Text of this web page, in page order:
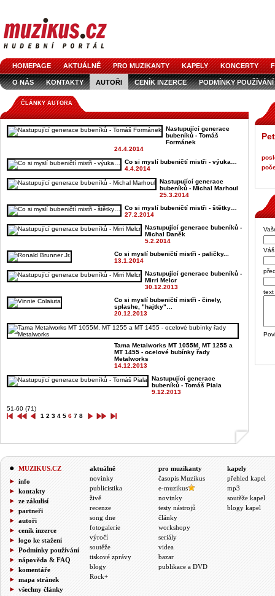
HOMEPAGE AKTUÁLNĚ PRO MUZIKANTY KAPELY KONCERTY
O NÁS KONTAKTY AUTOŘI CENÍK INZERCE PODMÍNKY POUŽÍVÁNÍ
LOGO KE STAŽENÍ
ČLÁNKY AUTORA
Nastupující generace
bubeníků - Tomáš
Formánek
24.4.2014
Co si myslí bubeničtí mistři - výuka…
4.4.2014
Nastupující generace
bubeníků - Michal Marhoul
25.3.2014
Co si myslí bubeničtí mistři - štětky…
27.2.2014
Nastupující generace bubeníků -
Michal Daněk
5.2.2014
Co si myslí bubeničtí mistři - paličky...
13.1.2014
Nastupující generace bubeníků -
Mirri Melcr
30.12.2013
Co si myslí bubeničtí mistři - činely,
splashe, "hajtky"…
20.12.2013
Tama Metalworks MT 1055M, MT 1255 a
MT 1455 - ocelové bubínky řady
Metalworks
14.12.2013
Nastupující generace
bubeníků - Tomáš Piala
9.12.2013
51-60 (71)
1 2 3 4 5 6 7 8
text
MUZIKUS.CZ
info
kontakty
ze zákulisí
partneři
autoři
ceník inzerce
logo ke stažení
Podmínky používání
nápověda & FAQ
komentáře
mapa stránek
všechny články
aktuálně
novinky
publicistika
živě
recenze
song dne
fotogalerie
výročí
soutěže
tiskové zprávy
blogy
Rock+
pro muzikanty
časopis Muzikus
e-muzikus
novinky
testy nástrojů
články
workshopy
seriály
videa
bazar
publikace a DVD
kapely
přehled kapel
mp3
soutěže kapel
blogy kapel